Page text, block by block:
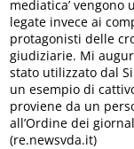
mediatica’
legate invece ai
protagonisti delle
giudiziarie. Mi
stato utilizzato dal
un esempio di
proviene da un
all’Ordine dei
(re.newsvda.it)